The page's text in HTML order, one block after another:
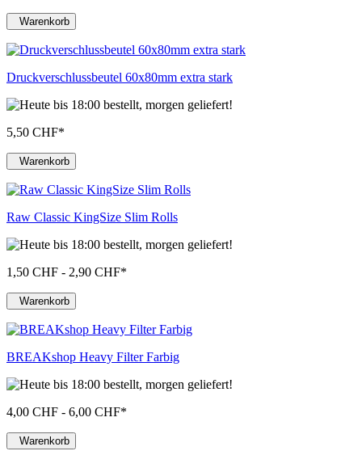
Warenkorb
Druckverschlussbeutel 60x80mm extra stark
5,50 CHF*
Warenkorb
Raw Classic KingSize Slim Rolls
1,50 CHF - 2,90 CHF*
Warenkorb
BREAKshop Heavy Filter Farbig
4,00 CHF - 6,00 CHF*
Warenkorb